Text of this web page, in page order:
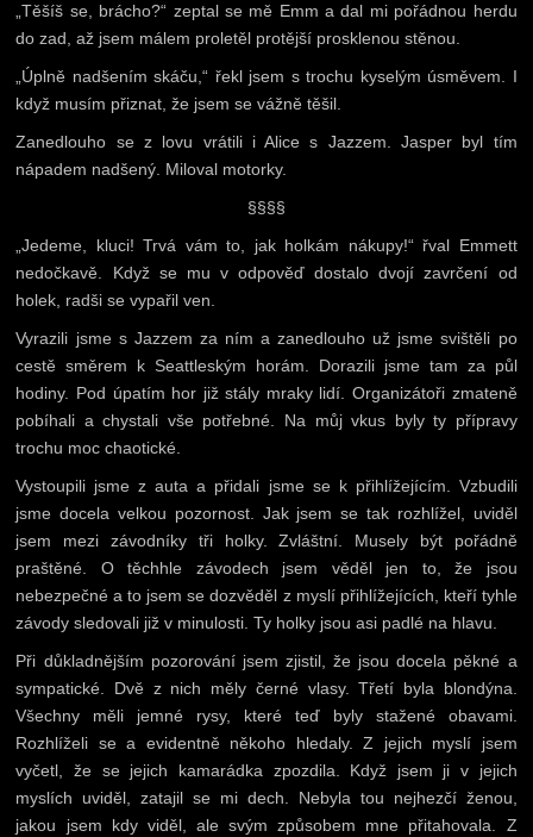
„Těšíš se, brácho?“ zeptal se mě Emm a dal mi pořádnou herdu
do zad, až jsem málem proletěl protější prosklenou stěnou.
„Úplně nadšením skáču,“ řekl jsem s trochu kyselým úsměvem. I
když musím přiznat, že jsem se vážně těšil.
Zanedlouho se z lovu vrátili i Alice s Jazzem. Jasper byl tím
nápadem nadšený. Miloval motorky.
§§§§
„Jedeme, kluci! Trvá vám to, jak holkám nákupy!“ řval Emmett
nedočkavě. Když se mu v odpověď dostalo dvojí zavrčení od
holek, radši se vypařil ven.
Vyrazili jsme s Jazzem za ním a zanedlouho už jsme svištěli po
cestě směrem k Seattleským horám. Dorazili jsme tam za půl
hodiny. Pod úpatím hor již stály mraky lidí. Organizátoři zmateně
pobíhali a chystali vše potřebné. Na můj vkus byly ty přípravy
trochu moc chaotické.
Vystoupili jsme z auta a přidali jsme se k přihlížejícím. Vzbudili
jsme docela velkou pozornost. Jak jsem se tak rozhlížel, uviděl
jsem mezi závodníky tři holky. Zvláštní. Musely být pořádně
praštěné. O těchhle závodech jsem věděl jen to, že jsou
nebezpečné a to jsem se dozvěděl z myslí přihlížejících, kteří tyhle
závody sledovali již v minulosti. Ty holky jsou asi padlé na hlavu.
Při důkladnějším pozorování jsem zjistil, že jsou docela pěkné a
sympatické. Dvě z nich měly černé vlasy. Třetí byla blondýna.
Všechny měli jemné rysy, které teď byly stažené obavami.
Rozhlíželi se a evidentně někoho hledaly. Z jejich myslí jsem
vyčetl, že se jejich kamarádka zpozdila. Když jsem ji v jejich
myslích uviděl, zatajil se mi dech. Nebyla tou nejhezčí ženou,
jakou jsem kdy viděl, ale svým způsobem mne přitahovala. Z